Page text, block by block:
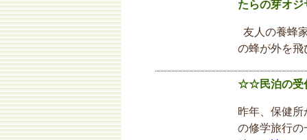
たらの芽オジ
友人の養蜂
の蜂が外を
☆☆民泊の受
昨年、保健
の修学旅行